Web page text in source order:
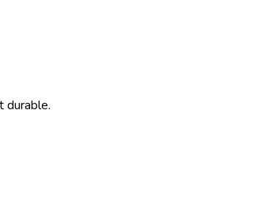
durable.